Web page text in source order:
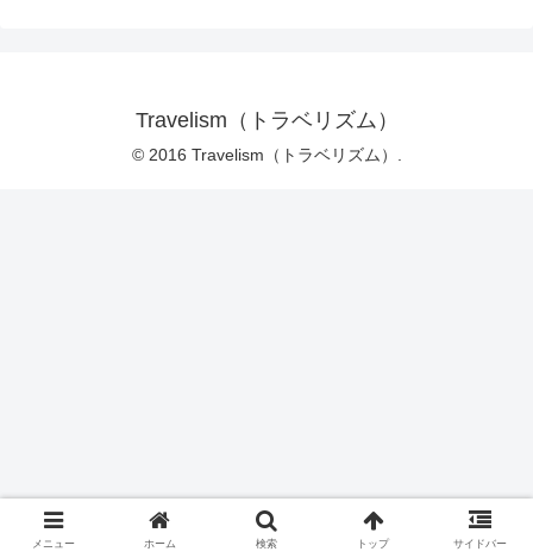
Travelism（トラベリズム）
© 2016 Travelism（トラベリズム）.
メニュー ホーム 検索 トップ サイドバー